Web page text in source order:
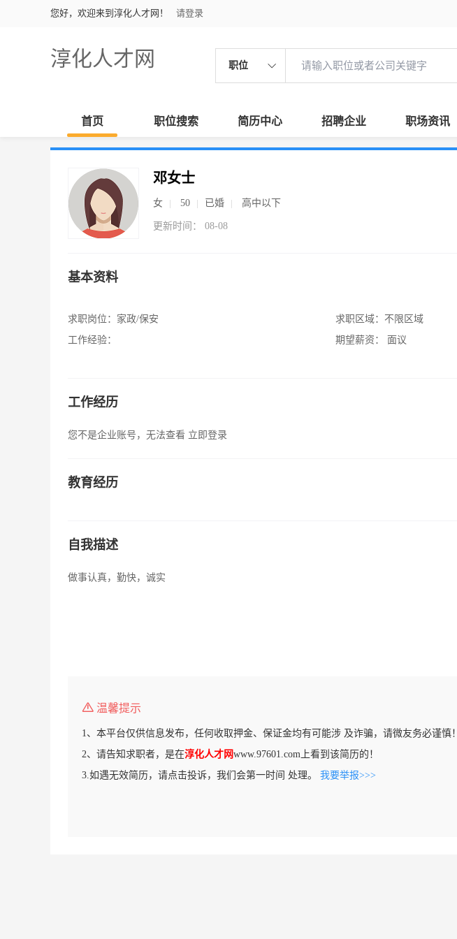
您好，欢迎来到淳化人才网！ 请登录
淳化人才网 职位
首页 职位搜索 简历中心 招聘企业 职场资讯
邓女士
女 50 已婚 高中以下
更新时间： 08-08
基本资料
求职岗位： 家政/保安
工作经验：
求职区域： 不限区域
期望薪资：
面议
工作经历
您不是企业账号，无法查看 立即登录
教育经历
自我描述
做事认真，勤快，诚实
温馨提示
1、本平台仅供信息发布，任何收取押金、保证金均有可能涉 及诈骗，请微友务必谨慎！
2、请告知求职者，是在淳化人才网www.97601.com上看到该简历的！
3.如遇无效简历，请点击投诉，我们会第一时间 处理。 我要举报>>>